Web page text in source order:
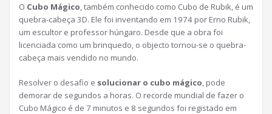
O Cubo Mágico, também conhecido como Cubo de Rubik, é um
quebra-cabeça 3D. Ele foi inventando em 1974 por Erno Rubik,
um escultor e professor húngaro. Desde que a obra foi
licenciada como um brinquedo, o objecto tornou-se o quebra-
cabeça mais vendido no mundo.
Resolver o desafio e solucionar o cubo mágico, pode
demorar de segundos a horas. O recorde mundial de fazer o
Cubo Mágico é de 7 minutos e 8 segundos foi registado em